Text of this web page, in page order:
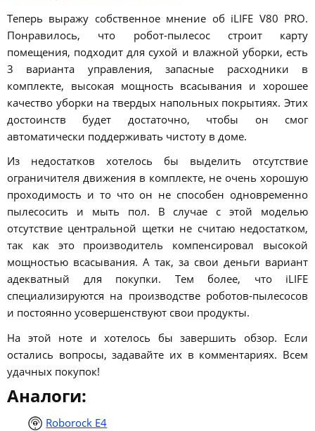
Теперь выражу собственное мнение об iLIFE V80 PRO.
Понравилось, что робот-пылесос строит карту
помещения, подходит для сухой и влажной уборки, есть
3 варианта управления, запасные расходники в
комплекте, высокая мощность всасывания и хорошее
качество уборки на твердых напольных покрытиях. Этих
достоинств будет достаточно, чтобы он смог
автоматически поддерживать чистоту в доме.
Из недостатков хотелось бы выделить отсутствие
ограничителя движения в комплекте, не очень хорошую
проходимость и то что он не способен одновременно
пылесосить и мыть пол. В случае с этой моделью
отсутствие центральной щетки не считаю недостатком,
так как это производитель компенсировал высокой
мощностью всасывания. А так, за свои деньги вариант
адекватный для покупки. Тем более, что iLIFE
специализируются на производстве роботов-пылесосов
и постоянно усовершенствуют свои продукты.
На этой ноте и хотелось бы завершить обзор. Если
остались вопросы, задавайте их в комментариях. Всем
удачных покупок!
Аналоги:
Roborock E4